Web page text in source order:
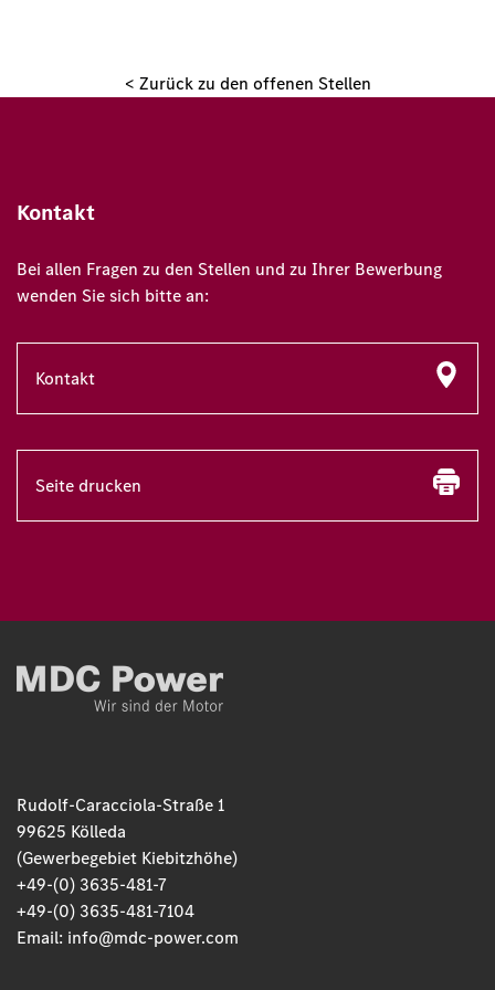
< Zurück zu den offenen Stellen
Kontakt
Bei allen Fragen zu den Stellen und zu Ihrer Bewerbung
wenden Sie sich bitte an:
Kontakt
Seite drucken
Rudolf-Caracciola-Straße 1
99625 Kölleda
(Gewerbegebiet Kiebitzhöhe)
+49-(0) 3635-481-7
+49-(0) 3635-481-7104
Email: info@mdc-power.com